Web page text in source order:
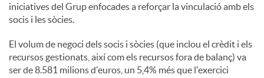
iniciatives del Grup enfocades a reforçar la vinculació amb els
socis i les sòcies.
El volum de negoci dels socis i sòcies (que inclou el crèdit i els
recursos gestionats, així com els recursos fora de balanç) va
ser de 8.581 milions d'euros, un 5,4% més que l'exercici